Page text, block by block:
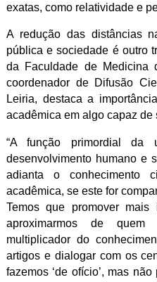
exatas, como relatividade e
A redução das distâncias
pública e sociedade é outro
da Faculdade de
coordenador de Difusão
Leiria, destaca a
acadêmica em algo capaz
“A função primordial da
desenvolvimento humano e
adianta o conhecimento
acadêmica, se este for
Temos que promover
aproximarmos de
multiplicador do
artigos e dialogar com os
fazemos ‘de ofício’, mas